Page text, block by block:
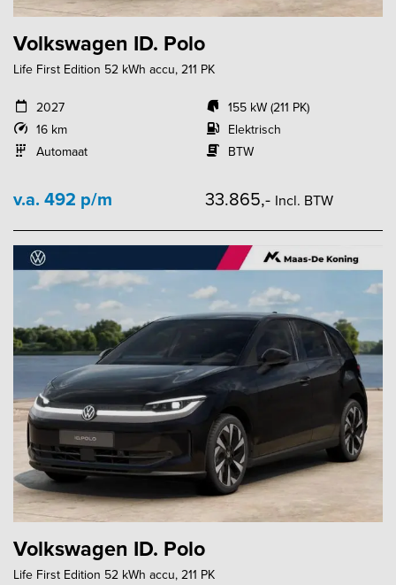
Volkswagen ID. Polo
Life First Edition 52 kWh accu, 211 PK
2027
16 km
Automaat
155 kW (211 PK)
Elektrisch
BTW
v.a. 492 p/m 33.865,- Incl. BTW
Volkswagen ID. Polo
Life First Edition 52 kWh accu, 211 PK